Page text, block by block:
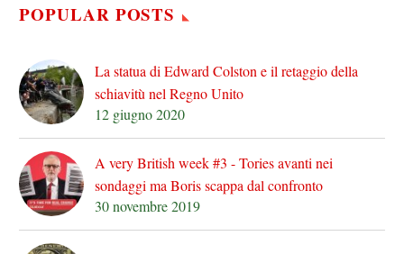
POPULAR POSTS
La statua di Edward Colston e il retaggio della
schiavitù nel Regno Unito
12 giugno 2020
A very British week #3 - Tories avanti nei
sondaggi ma Boris scappa dal confronto
30 novembre 2019